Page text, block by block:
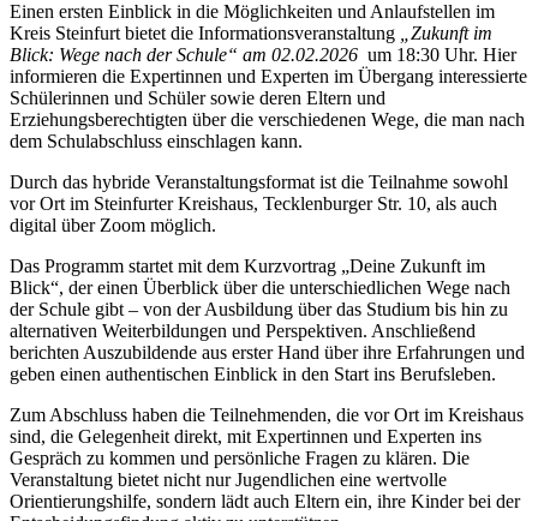
Einen ersten Einblick in die Möglichkeiten und Anlaufstellen im
Kreis Steinfurt bietet die Informationsveranstaltung
„Zukunft im
Blick: Wege nach der Schule“ am 02.02.2026 um 18:30 Uhr. Hier
informieren die Expertinnen und Experten im Übergang interessierte
Schülerinnen und Schüler sowie deren Eltern und
Erziehungsberechtigten über die verschiedenen Wege, die man nach
dem Schulabschluss einschlagen kann.
Durch das hybride Veranstaltungsformat ist die Teilnahme sowohl
vor Ort im Steinfurter Kreishaus, Tecklenburger Str. 10, als auch
digital über Zoom möglich.
Das Programm startet mit dem Kurzvortrag „Deine Zukunft im
Blick“, der einen Überblick über die unterschiedlichen Wege nach
der Schule gibt – von der Ausbildung über das Studium bis hin zu
alternativen Weiterbildungen und Perspektiven. Anschließend
berichten Auszubildende aus erster Hand über ihre Erfahrungen und
geben einen authentischen Einblick in den Start ins Berufsleben.
Zum Abschluss haben die Teilnehmenden, die vor Ort im Kreishaus
sind, die Gelegenheit direkt, mit Expertinnen und Experten ins
Gespräch zu kommen und persönliche Fragen zu klären. Die
Veranstaltung bietet nicht nur Jugendlichen eine wertvolle
Orientierungshilfe, sondern lädt auch Eltern ein, ihre Kinder bei der